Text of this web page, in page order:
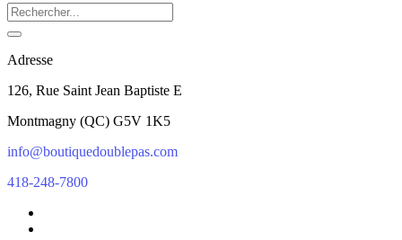
Adresse
126, Rue Saint Jean Baptiste E
Montmagny (QC) G5V 1K5
info@boutiquedoublepas.com
418-248-7800